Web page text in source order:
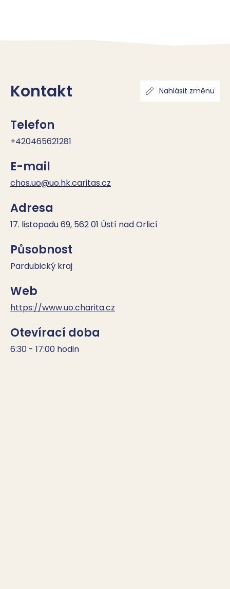
Kontakt Nahlásit změnu
Telefon
+420465621281
E-mail
chos.uo@uo.hk.caritas.cz
Adresa
17. listopadu 69, 562 01 Ústí nad Orlicí
Působnost
Pardubický kraj
Web
https://www.uo.charita.cz
Otevírací doba
6:30 - 17:00 hodin